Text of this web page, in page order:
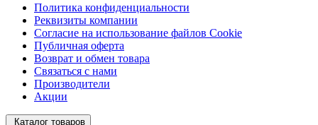
Политика конфиденциальности
Реквизиты компании
Согласие на использование файлов Cookie
Публичная оферта
Возврат и обмен товара
Связаться с нами
Производители
Акции
Каталог товаров